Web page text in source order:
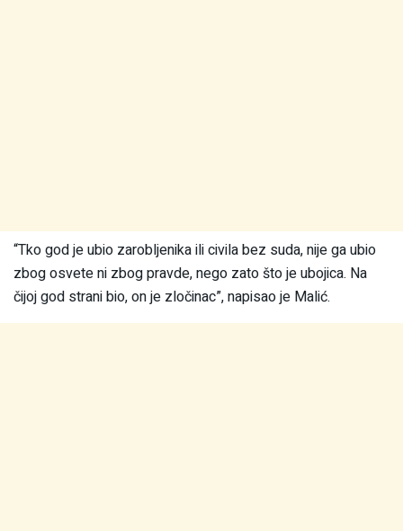
“Tko god je ubio zarobljenika ili civila bez suda, nije ga ubio
zbog osvete ni zbog pravde, nego zato što je ubojica. Na
čijoj god strani bio, on je zločinac”, napisao je Malić.